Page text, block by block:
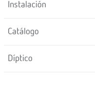
Instalación
Catálogo
Díptico